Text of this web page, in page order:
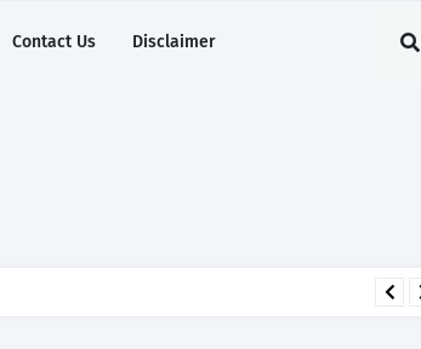
Contact Us Disclaimer